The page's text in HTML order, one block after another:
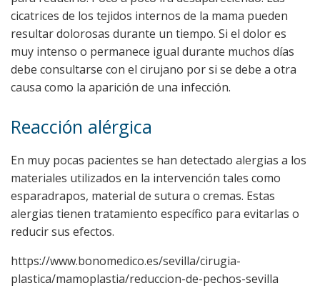
cicatrices de los tejidos internos de la mama pueden
resultar dolorosas durante un tiempo. Si el dolor es
muy intenso o permanece igual durante muchos días
debe consultarse con el cirujano por si se debe a otra
causa como la aparición de una infección.
Reacción alérgica
En muy pocas pacientes se han detectado alergias a los
materiales utilizados en la intervención tales como
esparadrapos, material de sutura o cremas. Estas
alergias tienen tratamiento específico para evitarlas o
reducir sus efectos.
https://www.bonomedico.es/sevilla/cirugia-
plastica/mamoplastia/reduccion-de-pechos-sevilla